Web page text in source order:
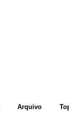
Arquivo